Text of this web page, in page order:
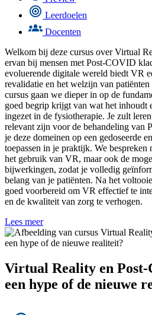
Leerdoelen
Docenten
Welkom bij deze cursus over Virtual
ervan bij mensen met Post-COVID
evoluerende digitale wereld biedt VR
revalidatie en het welzijn van patiënten
cursus gaan we dieper in op de
goed begrip krijgt van wat het inhoudt
ingezet in de fysiotherapie. Je zult
relevant zijn voor de behandeling van
je deze domeinen op een gedoseerde
toepassen in je praktijk. We bespreken
het gebruik van VR, maar ook de
bijwerkingen, zodat je volledig
belang van je patiënten. Na het
goed voorbereid om VR effectief te
en de kwaliteit van zorg te verhogen.
Lees meer
Virtual Reality en
een hype of de nieuwe